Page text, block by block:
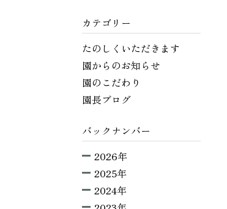
カテゴリー
たのしくいただきます
園からのお知らせ
園のこだわり
園長ブログ
バックナンバー
2026年
2025年
2024年